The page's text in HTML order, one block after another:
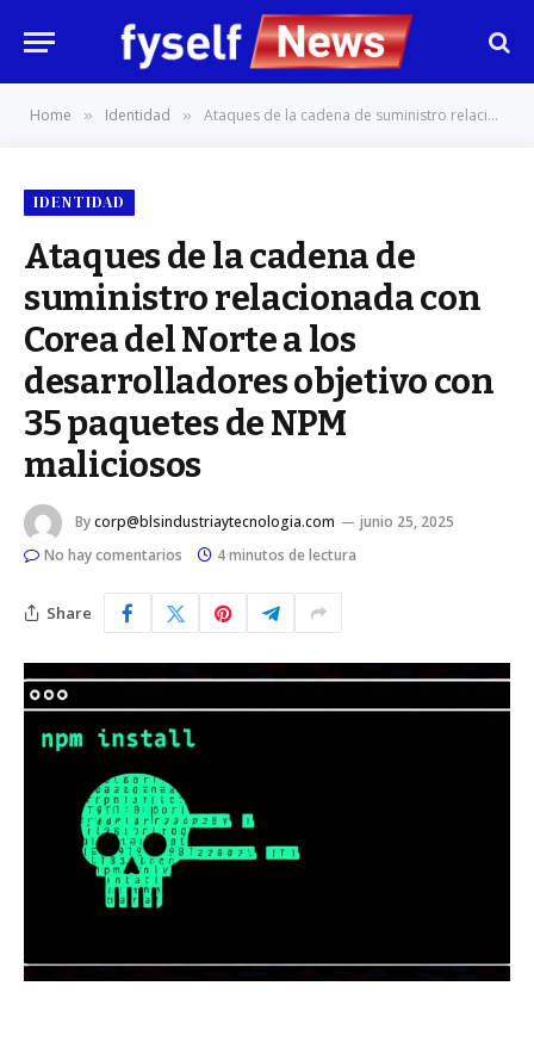
Home » Identidad » Ataques de la cadena de suministro relacionada con Corea del Norte a los desarrolladores objetivo con 35 paquetes de NPM maliciosos
IDENTIDAD
Ataques de la cadena de
suministro relacionada con
Corea del Norte a los
desarrolladores objetivo con
35 paquetes de NPM
maliciosos
Bycorp@blsindustriaytecnologia.com
junio 25, 2025
No hay comentarios
4 minutos de lectura
Share